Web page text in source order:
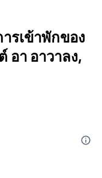
รเข้าพักของ
อา อาวาลง,